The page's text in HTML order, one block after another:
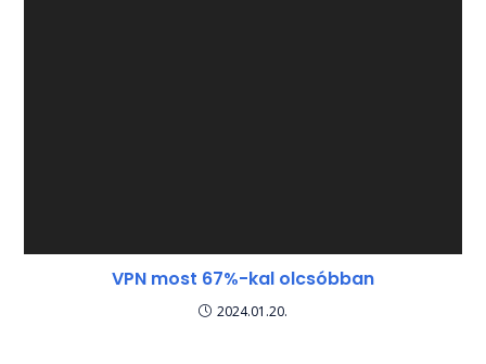
VPN most 67%-kal olcsóbban
2024.01.20.